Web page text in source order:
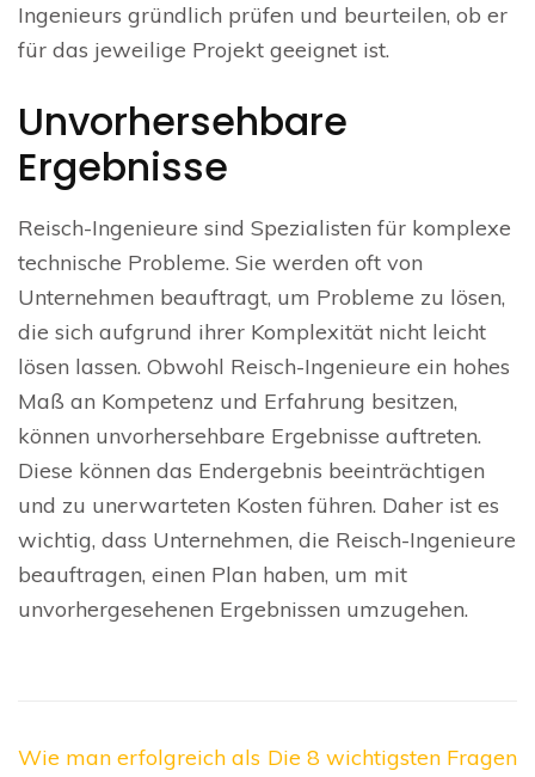
Ingenieurs gründlich prüfen und beurteilen, ob er
für das jeweilige Projekt geeignet ist.
Unvorhersehbare
Ergebnisse
Reisch-Ingenieure sind Spezialisten für komplexe
technische Probleme. Sie werden oft von
Unternehmen beauftragt, um Probleme zu lösen,
die sich aufgrund ihrer Komplexität nicht leicht
lösen lassen. Obwohl Reisch-Ingenieure ein hohes
Maß an Kompetenz und Erfahrung besitzen,
können unvorhersehbare Ergebnisse auftreten.
Diese können das Endergebnis beeinträchtigen
und zu unerwarteten Kosten führen. Daher ist es
wichtig, dass Unternehmen, die Reisch-Ingenieure
beauftragen, einen Plan haben, um mit
unvorhergesehenen Ergebnissen umzugehen.
Beitragsnavigation
Wie man erfolgreich als Die 8 wichtigsten Fragen